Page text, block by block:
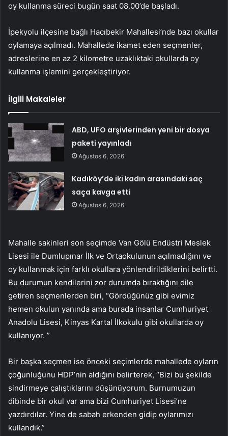
oy kullanma süreci bugün saat 08.00’de başladı.
İpekyolu ilçesine bağlı Hacıbekir Mahallesi’nde bazı okullar
oylamaya açılmadı. Mahallede ikamet eden seçmenler,
adreslerine en az 2 kilometre uzaklıktaki okullarda oy
kullanma işlemini gerçekleştiriyor.
İlgili Makaleler
ABD, UFO arşivlerinden yeni bir dosya
paketi yayınladı
Ağustos 6, 2026
Kadıköy’de iki kadın arasındaki saç
saça kavga etti
Ağustos 6, 2026
Mahalle sakinleri son seçimde Van Gölü Endüstri Meslek
Lisesi ile Dumlupınar İlk ve Ortaokulunun açılmadığını ve
oy kullanmak için farklı okullara yönlendirildiklerini belirtti.
Bu durumun kendilerini zor durumda bıraktığını dile
getiren seçmenlerden biri, “Gördüğünüz gibi evimiz
hemen okulun yanında ama burada insanlar Cumhuriyet
Anadolu Lisesi, Kinyas Kartal İlkokulu gibi okullarda oy
kullanıyor. ”
Bir başka seçmen ise önceki seçimlerde mahallede oyların
çoğunluğunu HDP’nin aldığını belirterek, “Bizi bu şekilde
sindirmeye çalıştıklarını düşünüyorum. Burnumuzun
dibinde bir okul var ama bizi Cumhuriyet Lisesi’ne
yazdırdılar. Yine de sabah erkenden gidip oylarımızı
kullandık.”